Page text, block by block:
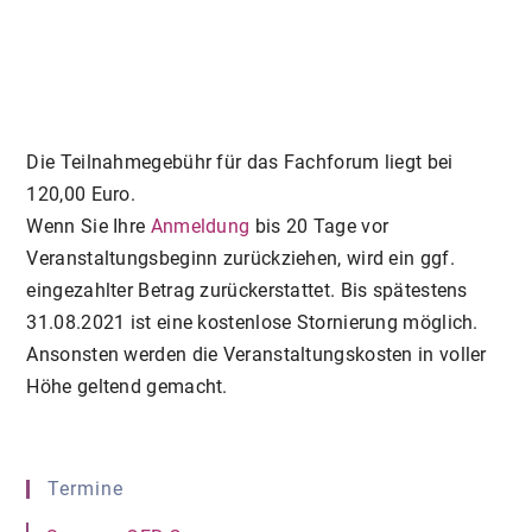
Die Teilnahmegebühr für das Fachforum liegt bei
120,00 Euro.
Wenn Sie Ihre Anmeldung bis 20 Tage vor
Veranstaltungsbeginn zurückziehen, wird ein ggf.
eingezahlter Betrag zurückerstattet. Bis spätestens
31.08.2021 ist eine kostenlose Stornierung möglich.
Ansonsten werden die Veranstaltungskosten in voller
Höhe geltend gemacht.
Termine